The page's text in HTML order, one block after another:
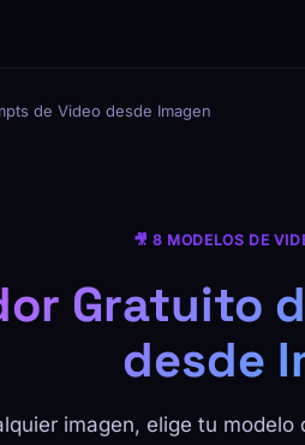
de Video desde Imagen
🎥 8 MODELOS DE
Gratuito
desde
imagen, elige tu